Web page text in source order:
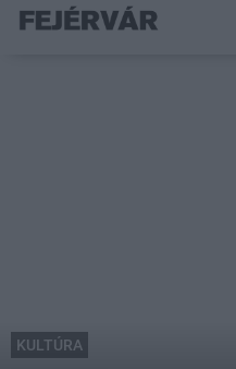
KULTÚRA